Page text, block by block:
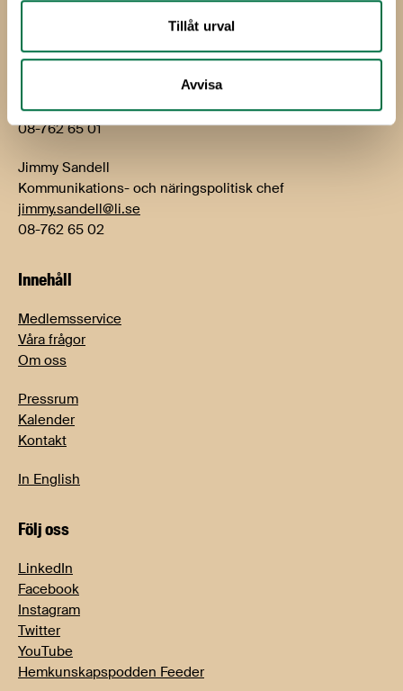
Tillåt urval
Avvisa
Björn Hellman
bjorn.hellman@li.se
08-762 65 01
Jimmy Sandell
Kommunikations- och näringspolitisk chef
jimmy.sandell@li.se
08-762 65 02
Innehåll
Medlemsservice
Våra frågor
Om oss
Pressrum
Kalender
Kontakt
In English
Följ oss
LinkedIn
Facebook
Instagram
Twitter
YouTube
Hemkunskapspodden Feeder